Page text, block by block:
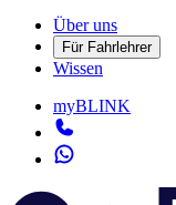
Über uns
Für Fahrlehrer
Wissen
myBLINK